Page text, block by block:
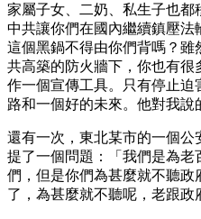
家屬子女、二奶、私生子也都
中共讓你們在國內繼續鎮壓法
這個黑鍋不得由你們背嗎？雖
共高築的防火牆下，你也有
作一個宣傳工具。只有停止
路和一個好的未來。他對我說
還有一次，東北某市的一個
提了一個問題：「我們是為
們，但是你們為甚麼就不聽
了，為甚麼就不聽呢，老跟政